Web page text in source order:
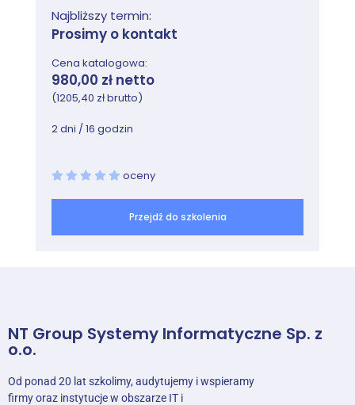
Najbliższy termin:
Prosimy o kontakt
Cena katalogowa:
980,00 zł netto
(1205,40 zł brutto)
2 dni / 16 godzin
oceny
Przejdź do szkolenia
NT Group Systemy Informatyczne Sp. z
o.o.
Od ponad 20 lat szkolimy, audytujemy i wspieramy
firmy oraz instytucje w obszarze IT i